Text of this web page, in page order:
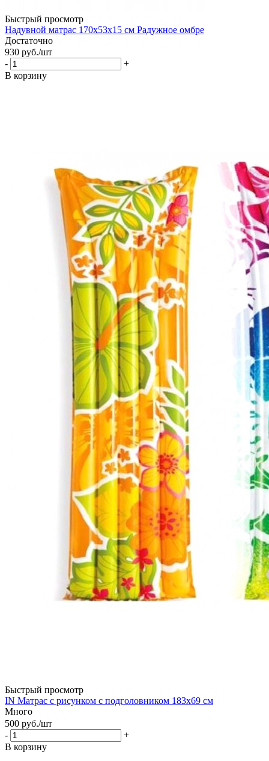
Быстрый просмотр
Надувной матрас 170х53х15 см Радужное омбре
Достаточно
930 руб./шт
-
+
В корзину
Быстрый просмотр
IN Матрас с рисунком с подголовником 183х69 см
Много
500 руб./шт
-
+
В корзину